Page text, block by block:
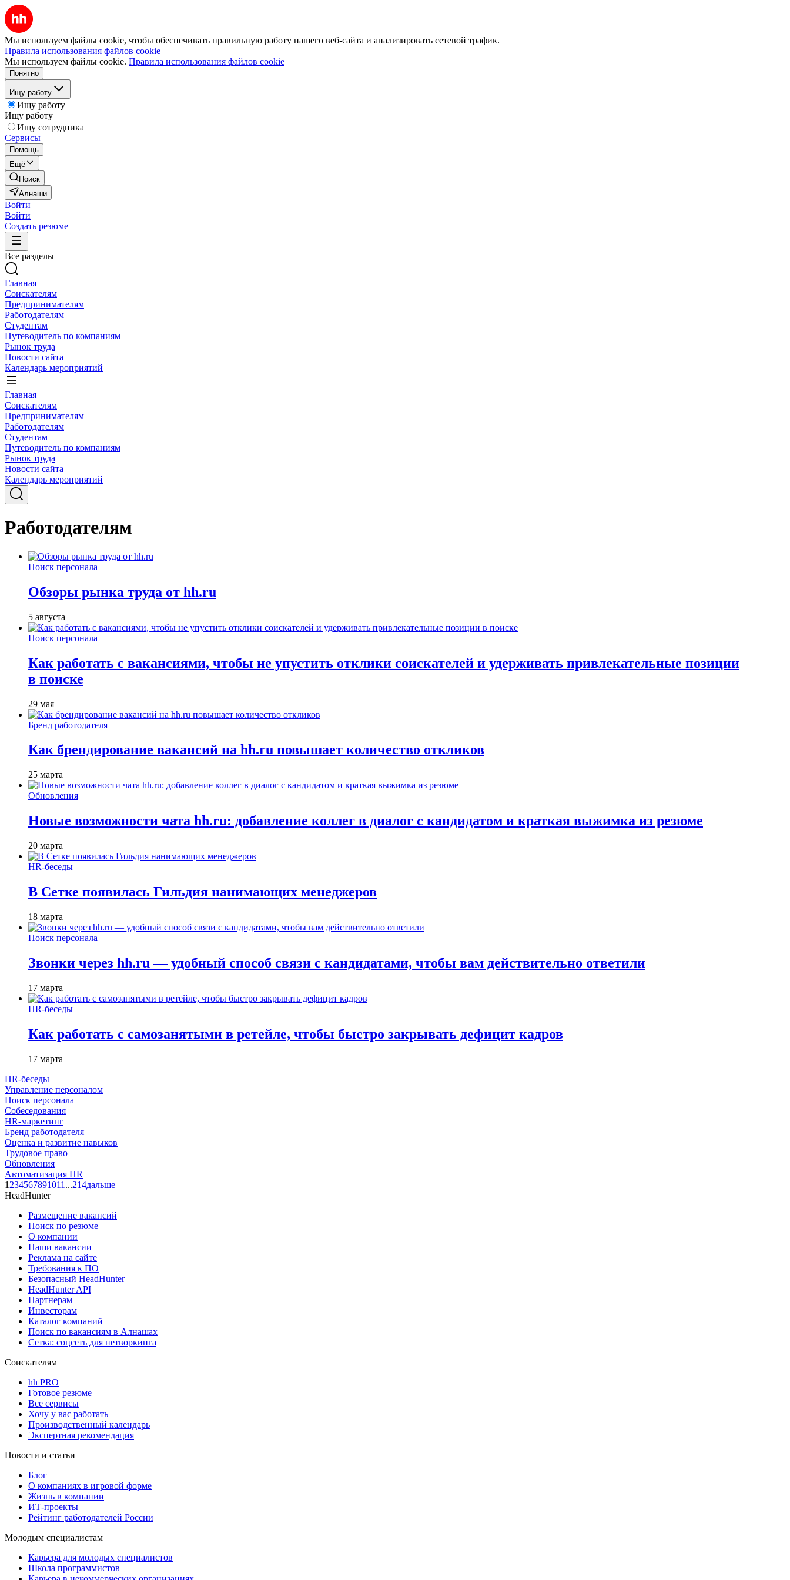
Мы используем файлы cookie, чтобы обеспечивать правильную работу нашего веб-сайта и анализировать сетевой трафик.
Правила использования файлов cookie
Мы используем файлы cookie. Правила использования файлов cookie
Понятно
Ищу работу
Ищу работу
Ищу работу
Ищу сотрудника
Сервисы
Помощь
Ещё
Поиск
Алнаши
Войти
Войти
Создать резюме
Все разделы
Главная
Соискателям
Предпринимателям
Работодателям
Студентам
Путеводитель по компаниям
Рынок труда
Новости сайта
Календарь мероприятий
Главная
Соискателям
Предпринимателям
Работодателям
Студентам
Путеводитель по компаниям
Рынок труда
Новости сайта
Календарь мероприятий
Работодателям
Поиск персонала
Обзоры рынка труда от hh.ru
5 августа
Поиск персонала
Как работать с вакансиями, чтобы не упустить отклики соискателей и удерживать привлекательные позиции
в поиске
29 мая
Бренд работодателя
Как брендирование вакансий на hh.ru повышает количество откликов
25 марта
Обновления
Новые возможности чата hh.ru: добавление коллег в диалог с кандидатом и краткая выжимка из резюме
20 марта
HR-беседы
В Сетке появилась Гильдия нанимающих менеджеров
18 марта
Поиск персонала
Звонки через hh.ru — удобный способ связи с кандидатами, чтобы вам действительно ответили
17 марта
HR-беседы
Как работать с самозанятыми в ретейле, чтобы быстро закрывать дефицит кадров
17 марта
HR-беседы
Управление персоналом
Поиск персонала
Собеседования
HR-маркетинг
Бренд работодателя
Оценка и развитие навыков
Трудовое право
Обновления
Автоматизация HR
1 234567891011 ...214дальше
HeadHunter
Размещение вакансий
Поиск по резюме
О компании
Наши вакансии
Реклама на сайте
Требования к ПО
Безопасный HeadHunter
HeadHunter API
Партнерам
Инвесторам
Каталог компаний
Поиск по вакансиям в Алнашах
Сетка: соцсеть для нетворкинга
Соискателям
hh PRO
Готовое резюме
Все сервисы
Хочу у вас работать
Производственный календарь
Экспертная рекомендация
Новости и статьи
Блог
О компаниях в игровой форме
Жизнь в компании
ИТ-проекты
Рейтинг работодателей России
Молодым специалистам
Карьера для молодых специалистов
Школа программистов